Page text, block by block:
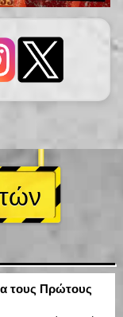
τους Πρώτους